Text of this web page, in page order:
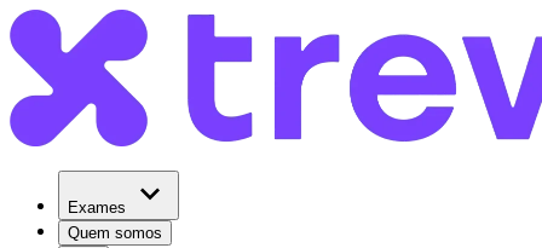
Exames
Quem somos